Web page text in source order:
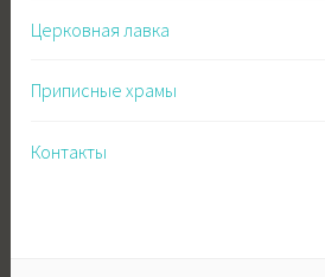
Церковная лавка
Приписные храмы
Контакты